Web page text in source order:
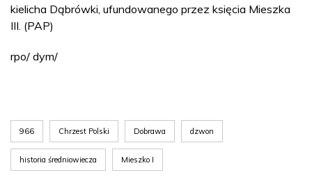
kielicha Dąbrówki, ufundowanego przez księcia Mieszka
III. (PAP)
rpo/ dym/
966 Chrzest Polski Dobrawa dzwon
historia średniowiecza Mieszko I